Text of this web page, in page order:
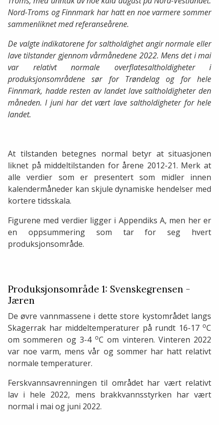
Nord-Troms og Finnmark har hatt en noe varmere sommer
sammenliknet med referanseårene.
De valgte indikatorene for saltholdighet angir normale eller
lave tilstander gjennom vårmånedene 2022. Mens det i mai
var relativt normale overflatesaltholdigheter i
produksjonsområdene sør for Trøndelag og for hele
Finnmark, hadde resten av landet lave saltholdigheter den
måneden. I juni har det vært lave saltholdigheter for hele
landet.
At tilstanden betegnes normal betyr at situasjonen
liknet på middeltilstanden for årene 2012-21. Merk at
alle verdier som er presentert som midler innen
kalendermåneder kan skjule dynamiske hendelser med
kortere tidsskala.
Figurene med verdier ligger i Appendiks A, men her er
en oppsummering som tar for seg hvert
produksjonsområde.
Produksjonsområde 1: Svenskegrensen -
Jæren
De øvre vannmassene i dette store kystområdet langs
Skagerrak har middeltemperaturer på rundt 16-17 oC
om sommeren og 3-4 oC om vinteren. Vinteren 2022
var noe varm, mens vår og sommer har hatt relativt
normale temperaturer.
Ferskvannsavrenningen til området har vært relativt
lav i hele 2022, mens brakkvannsstyrken har vært
normal i mai og juni 2022.